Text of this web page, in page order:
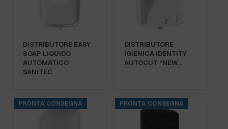
DISTRIBUTORE EASY
SOAP LIQUIDO
AUTOMATICO
SANITEC
DISTRIBUTORE
IGIENICA IDENTITY
AUTOCUT “NEW…
PRONTA CONSEGNA PRONTA CONSEGNA